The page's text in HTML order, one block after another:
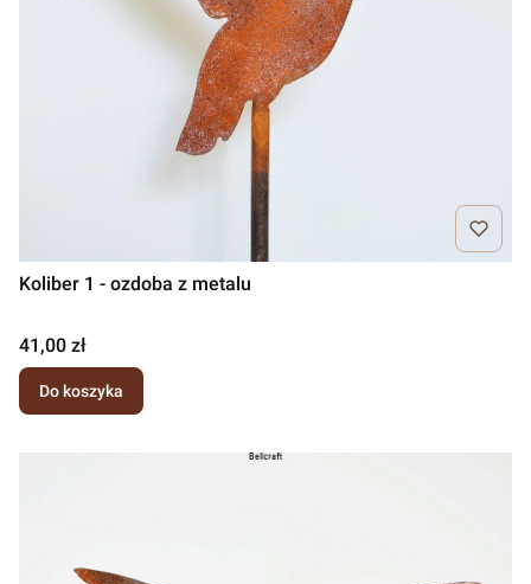
Koliber 1 - ozdoba z metalu
Cena
41,00 zł
Do koszyka